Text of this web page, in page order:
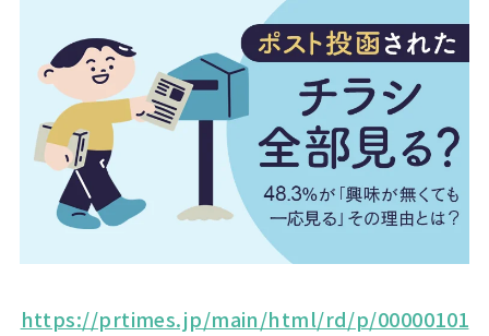
https://prtimes.jp/main/html/rd/p/00000101